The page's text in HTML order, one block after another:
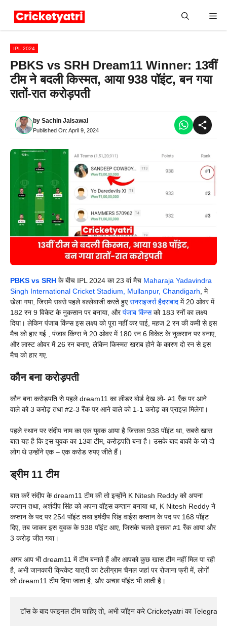
IPL 2024
PBKS vs SRH Dream11 Winner: 13वीं
टीम ने बदली किस्मत, आया 938 पॉइंट, बन गया
रातों-रात करोड़पती
by Sachin Jaisawal
Published On: April 9, 2024
PBKS vs SRH के बीच IPL 2024 का 23 वां मैच Maharaja Yadavindra
Singh International Cricket Stadium, Mullanpur, Chandigarh, मे
खेला गया, जिसमे सबसे पहले बल्लेबाजी करते हुएसनराइजर्स हैदराबाद में 20 ओवर में
182 रन 9 विकेट के नुकसान पर बनाया, औरपंजाब किंग्सको 183 रनों का लक्ष्य
दिया। लेकिन पंजाब किंग्स इस लक्ष्य को पूरा नहीं कर पाई, महज 2 रन की कमी से इस
मैच को हार गई , पंजाब किंग्स ने 20 ओवर में 180 रन 6 विकेट के नुकसान पर बनाए,
और लास्ट ओवर में 26 रन बनाए, लेकिन किस्मत खराब होने के कारण दो रन से इस
मैच को हार गए.
कौन बना करोड़पती
कौन बना करोड़पति से पहले dream11 का लीडर बोर्ड देख लो- #1 रैंक पर आने
वाले को 3 करोड़ तथा #2-3 रैंक पर आने वाले को 1-1 करोड़ का प्राइज़ मिलेगा।
पहले स्थान पर संदीप नाम का एक युवक आया है जिसका 938 पॉइंट था, सबसे खास
बात यह है कि इस युवक का 13वा टीम, करोड़पति बना है। उसके बाद बाकी के जो दो
लोग थे उन्होंने एक – एक करोड रुपए जीते हैं।
ड्रीम 11 टीम
बात करें संदीप के dream11 टीम की तो इन्होंने K Nitesh Reddy को अपना
कप्तान तथा, अर्शदीप सिंह को अपना वॉइस कप्तान बनाया था, K Nitesh Reddy ने
कप्तान के पद पर 254 पॉइंट तथा हर्षदीप सिंह वाईस कप्तान के पद पर 168 पॉइंट
दिए, तब जाकर इस युवक के 938 पॉइंट आए, जिसके चलते इसका #1 रैंक आया और
3 करोड़ जीत गया।
अगर आप भी dream11 में टीम बनाते हैं और आपको कुछ खास टीम नहीं मिल पा रही
है, अभी जानकारी क्रिकेट यात्री का टेलीग्राम चैनल जहां पर रोजाना फ्री में, लोगों
को dream11 टीम दिया जाता है, और अच्छा पॉइंट भी लाती है।
टॉस के बाद फाइनल टीम चाहिए तो, अभी जॉइन करे Cricketyatri का